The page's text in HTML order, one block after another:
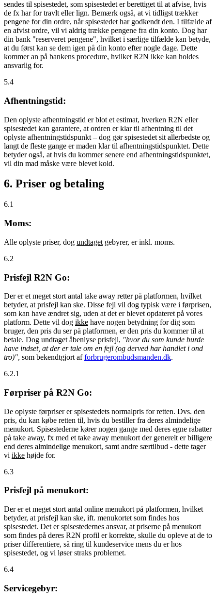
sendes til spisestedet, som spisestedet er berettiget til at afvise, hvis
de fx har for travlt eller lign. Bemærk også, at vi tidligst trækker
pengene for din ordre, når spisestedet har godkendt den. I tilfælde af
en afvist ordre, vil vi aldrig trække pengene fra din konto. Dog har
din bank "reserveret pengene", hvilket i særlige tilfælde kan betyde,
at du først kan se dem igen på din konto efter nogle dage. Dette
kommer an på bankens procedure, hvilket R2N ikke kan holdes
ansvarlig for.
5.4
Afhentningstid:
Den oplyste afhentningstid er blot et estimat, hverken R2N eller
spisestedet kan garantere, at ordren er klar til afhentning til det
oplyste afhentningstidspunkt – dog gør spisestedet sit allerbedste og
langt de fleste gange er maden klar til afhentningstidspunktet. Dette
betyder også, at hvis du kommer senere end afhentningstidspunktet,
vil din mad måske være blevet kold.
6. Priser og betaling
6.1
Moms:
Alle oplyste priser, dog undtaget gebyrer, er inkl. moms.
6.2
Prisfejl R2N Go:
Der er et meget stort antal take away retter på platformen, hvilket
betyder, at prisfejl kan ske. Disse fejl vil dog typisk være i førprisen,
som kan have ændret sig, uden at det er blevet opdateret på vores
platform. Dette vil dog ikke have nogen betydning for dig som
bruger, den pris du ser på platformen, er den pris du kommer til at
betale. Dog undtaget åbenlyse prisfejl, "hvor du som kunde burde
have indset, at der er tale om en fejl (og derved har handlet i ond
tro)", som bekendtgjort afforbrugerombudsmanden.dk.
6.2.1
Førpriser på R2N Go:
De oplyste førpriser er spisestedets normalpris for retten. Dvs. den
pris, du kan købe retten til, hvis du bestiller fra deres almindelige
menukort. Spisestederne kører nogen gange med deres egne rabatter
på take away, fx med et take away menukort der generelt er billigere
end deres almindelige menukort, samt andre særtilbud - dette tager
vi ikke højde for.
6.3
Prisfejl på menukort:
Der er et meget stort antal online menukort på platformen, hvilket
betyder, at prisfejl kan ske, ift. menukortet som findes hos
spisestedet. Det er spisestedernes ansvar, at priserne på menukort
som findes på deres R2N profil er korrekte, skulle du opleve at de to
priser differentiere, så ring til kundeservice mens du er hos
spisestedet, og vi løser straks problemet.
6.4
Servicegebyr: